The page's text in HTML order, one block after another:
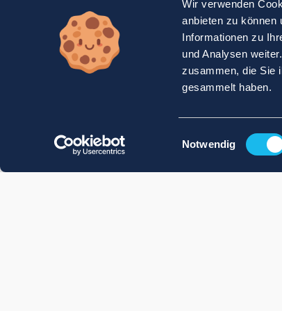
Wir verwenden
anbieten zu können
Informationen zu
und Analysen
zusammen, die Sie
gesammelt haben.
Einwilligungsauswahl
Notwendig